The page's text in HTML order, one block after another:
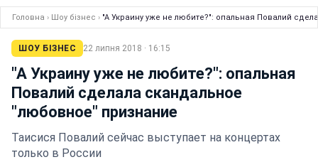
Головна › Шоу бізнес › "А Украину уже не любите?": опальная Повалий
ШОУ БІЗНЕС 22 липня 2018 · 16:15
"А Украину уже не любите?": опальная
Повалий сделала скандальное
"любовное" признание
Таисися Повалий сейчас выступает на концертах
только в России